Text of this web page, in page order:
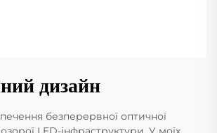
дизайн
безперервної оптичної